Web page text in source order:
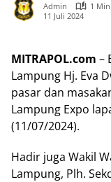
Admin
1
11 Juli 2024
MITRAPOL.com –
Lampung Hj. Eva
pasar dan
Lampung Expo
(11/07/2024).
Hadir juga Wakil
Lampung, Plh.